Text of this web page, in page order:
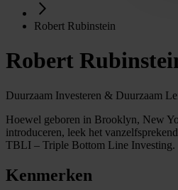
Robert Rubinstein
Robert
Duurzaam Investeren & Duurzaam
Hoewel geboren in Brooklyn, New
introduceren, leek het
TBLI – Triple Bottom Line Investing.
Kenmerken